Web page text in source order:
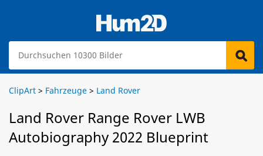
ClipArt > Fahrzeuge > Land Rover
Land Rover Range Rover LWB
Autobiography 2022 Blueprint